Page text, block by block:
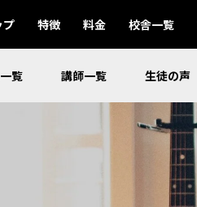
プ 特徴 料金 校舎一覧
覧 講師一覧 生徒の声